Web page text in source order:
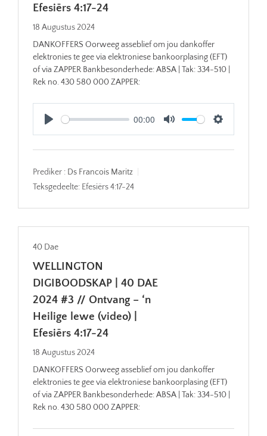
Efesiërs 4:17-24
18 Augustus 2024
DANKOFFERS Oorweeg asseblief om jou dankoffer
elektronies te gee via elektroniese bankoorplasing (EFT)
of via ZAPPER Bankbesonderhede: ABSA | Tak: 334-510 |
Rek no. 430 580 000 ZAPPER:
Play
00:00
Mute Settings
Prediker : Ds Francois Maritz
Teksgedeelte: Efesiërs 4:17-24
40 Dae
WELLINGTON
DIGIBOODSKAP | 40 DAE
2024 #3 // Ontvang – ‘n
Heilige lewe (video) |
Efesiërs 4:17-24
18 Augustus 2024
DANKOFFERS Oorweeg asseblief om jou dankoffer
elektronies te gee via elektroniese bankoorplasing (EFT)
of via ZAPPER Bankbesonderhede: ABSA | Tak: 334-510 |
Rek no. 430 580 000 ZAPPER: